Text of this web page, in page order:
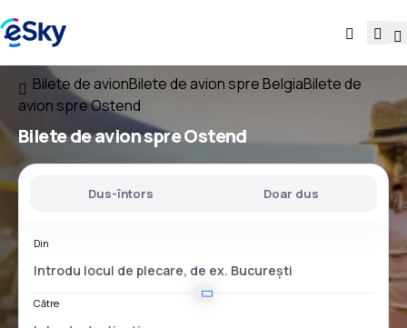
Bilete de avionBilete de avion spre BelgiaBilete de
avion spre Ostend
Bilete de avion spre Ostend
Dus-întors Doar dus
Din
Către